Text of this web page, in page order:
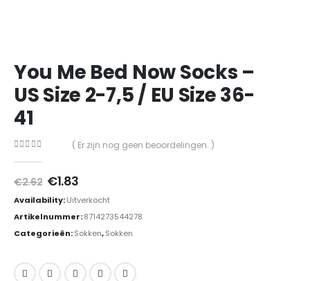
You Me Bed Now Socks –
US Size 2-7,5 / EU Size 36-
41
( Er zijn nog geen beoordelingen. )
€2.62 Oorspronkelijke
prijs
was:
€2.62.
€1.83
is:
€1.83.
Availability:Uitverkocht
Artikelnummer:8714273544278
Categorieën:Sokken,Sokken